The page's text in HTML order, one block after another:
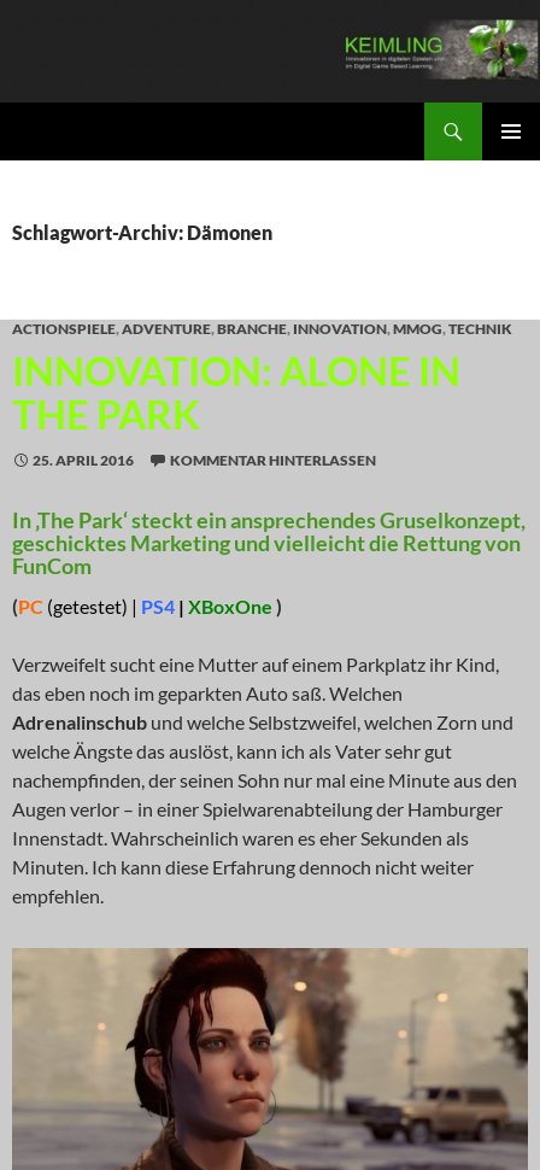
Schlagwort-Archiv: Dämonen
ACTIONSPIELE,ADVENTURE,BRANCHE, INNOVATION,MMOG,TECHNIK
INNOVATION: ALONE IN
THE PARK
25. APRIL 2016 KOMMENTAR HINTERLASSEN
In ‚The Park‘ steckt ein ansprechendes Gruselkonzept,
geschicktes Marketing und vielleicht die Rettung von
FunCom
(PC (getestet) | PS4 | XBoxOne )
Verzweifelt sucht eine Mutter auf einem Parkplatz ihr Kind,
das eben noch im geparkten Auto saß. Welchen
Adrenalinschub und welche Selbstzweifel, welchen Zorn und
welche Ängste das auslöst, kann ich als Vater sehr gut
nachempfinden, der seinen Sohn nur mal eine Minute aus den
Augen verlor – in einer Spielwarenabteilung der Hamburger
Innenstadt. Wahrscheinlich waren es eher Sekunden als
Minuten. Ich kann diese Erfahrung dennoch nicht weiter
empfehlen.